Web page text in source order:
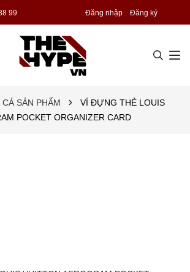
99 Đăng nhập Đăng ký
SẢN PHẨM
VÍ ĐỰNG THẺ LOUIS
POCKET ORGANIZER CARD